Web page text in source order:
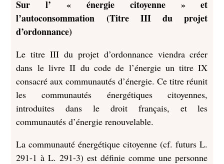
Sur l’ « énergie citoyenne » et
l’autoconsommation (Titre III du projet
d’ordonnance)
Le titre III du projet d’ordonnance viendra créer
dans le livre II du code de l’énergie un titre IX
consacré aux communautés d’énergie. Ce titre réunit
les communautés énergétiques citoyennes,
introduites dans le droit français, et les
communautés d’énergie renouvelable.
La communauté énergétique citoyenne (cf. futurs L.
291-1 à L. 291-3) est définie comme une personne